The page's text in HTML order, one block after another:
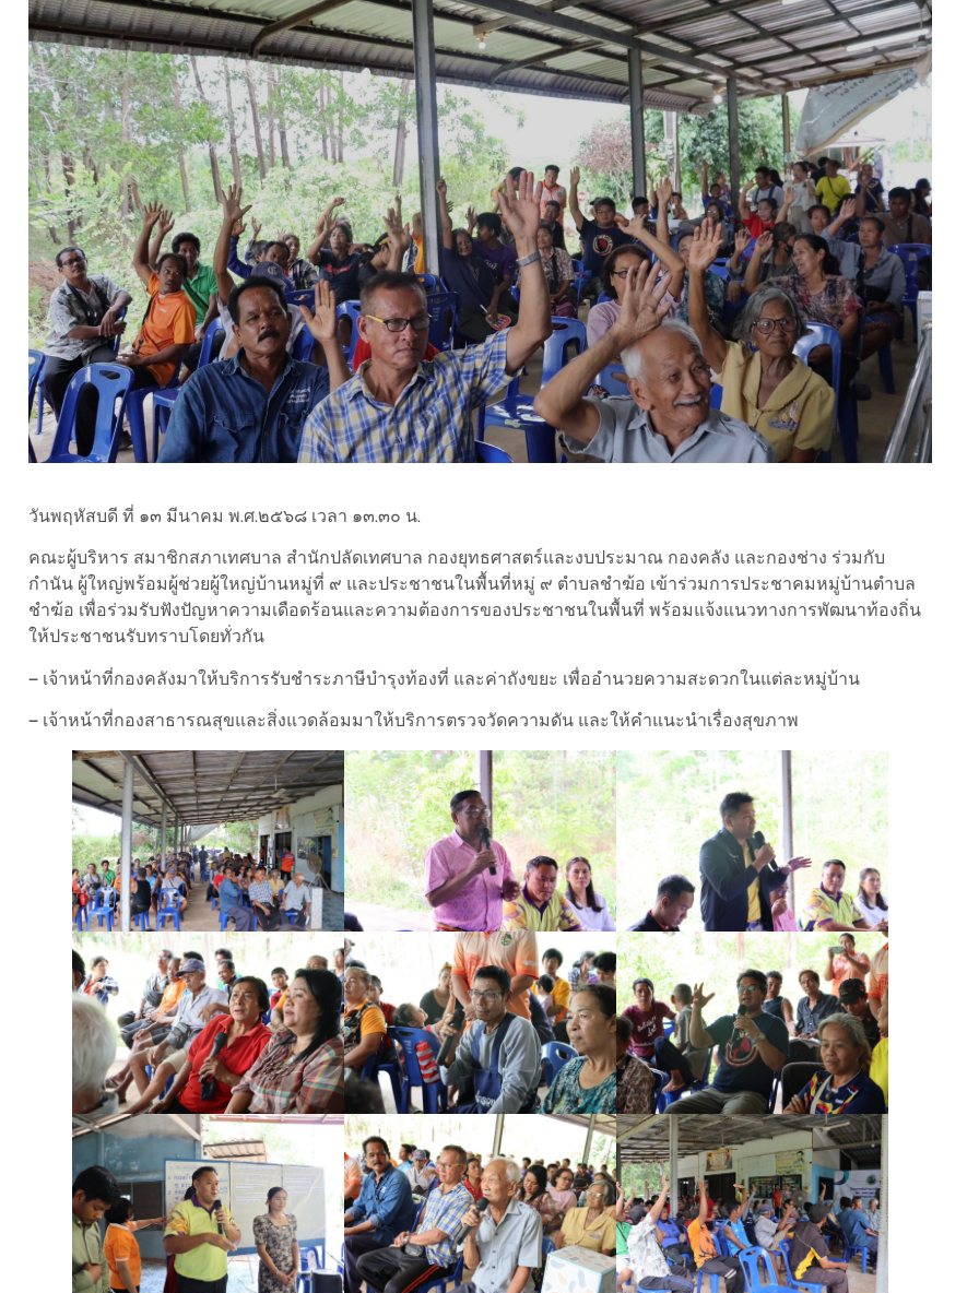
วันพฤหัสบดี ที่ ๑๓ มีนาคม พ.ศ.๒๕๖๘ เวลา ๑๓.๓๐ น.
คณะผู้บริหาร สมาชิกสภาเทศบาล สำนักปลัดเทศบาล กองยุทธศาสตร์และงบประมาณ กองคลัง และกองช่าง ร่วมกับ
กำนัน ผู้ใหญ่พร้อมผู้ช่วยผู้ใหญ่บ้านหมู่ที่ ๙ และประชาชนในพื้นที่หมู่ ๙ ตำบลชำฆ้อ เข้าร่วมการประชาคมหมู่บ้านตำบล
ชำฆ้อ เพื่อร่วมรับฟังปัญหาความเดือดร้อนและความต้องการของประชาชนในพื้นที่ พร้อมแจ้งแนวทางการพัฒนาท้องถิ่น
ให้ประชาชนรับทราบโดยทั่วกัน
– เจ้าหน้าที่กองคลังมาให้บริการรับชำระภาษีบำรุงท้องที่ และค่าถังขยะ เพื่ออำนวยความสะดวกในแต่ละหมู่บ้าน
– เจ้าหน้าที่กองสาธารณสุขและสิ่งแวดล้อมมาให้บริการตรวจวัดความดัน และให้คำแนะนำเรื่องสุขภาพ